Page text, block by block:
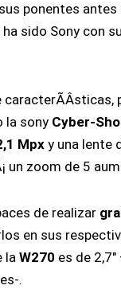
ponentes antes
sido Sony con
la sony Cyber-
Mpxy una lente
un zoom de 5
de realizar
en sus
la W270 es de
.